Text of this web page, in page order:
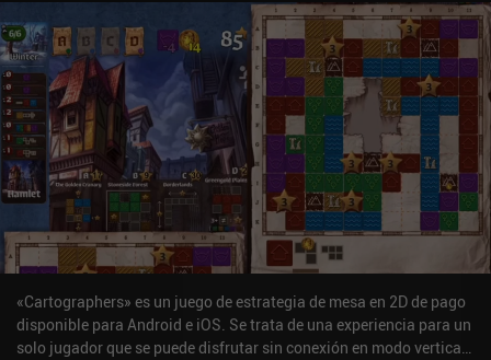
suficiente para leer cómodamente la información de las cartas.
Esto significa que tenemos que tocar cada carta individualmente
para leer el texto. El gran número de cartas del juego también hace
que sea difícil memorizar lo que hacen a partir de las ilustraciones,
haciendo que lo que debería ser un juego fluido e intuitivo sea muy
complicado. Y el hecho de que tengamos que desplazarnos a
diferentes zonas para ver las ciudades de nuestros oponentes no
ayuda mucho.Everdell es un juego premium de 9,99 $. Su temática
natural tiene mucho en común con Wingspan, aunque la
jugabilidad es ligeramente distinta. Everdell también es mucho
menos ágil, pero aunque algunas de sus pobres decisiones de
diseño son frustrantes, en última instancia sigue proporcionando
una experiencia de juego agradable.
«Cartographers» es un juego de estrategia de mesa en 2D de pago
disponible para Android e iOS. Se trata de una experiencia para un
solo jugador que se puede disfrutar sin conexión en modo vertical.